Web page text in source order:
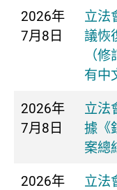
2026年
7月8日
立法
議恢
（
有中
2026年
7月8日
立法
據《
案總
2026年
立法